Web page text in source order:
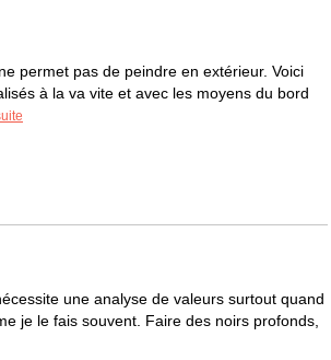
permet pas de peindre en extérieur. Voici
à la va vite et avec les moyens du bord
une analyse de valeurs surtout quand
je le fais souvent. Faire des noirs profonds,